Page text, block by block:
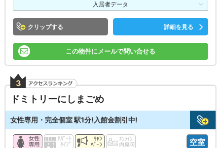
入居者データ
クリップ 詳細を見る
この物件にメールで問い合せる
3
ドミトリーにしまごめ
女性専用・完全個室 駅1分!入館金割引中!
空室